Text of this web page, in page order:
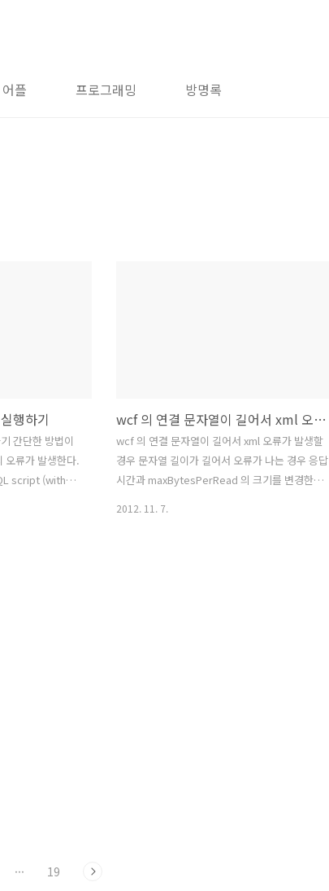
플 프로그래밍 방명록
행하기
간단한 방법이
오류가 발생한다.
script (with
wcf 의 연결 문자열이 길어서 xml 오류가 발생할 경우
wcf 의 연결 문자열이 길어서 xml 오류가 발생할
경우 문자열 길이가 길어서 오류가 나는 경우 응답
시간과 maxBytesPerRead 의 크기를 변경한다.
2012. 11. 7.
··· 19